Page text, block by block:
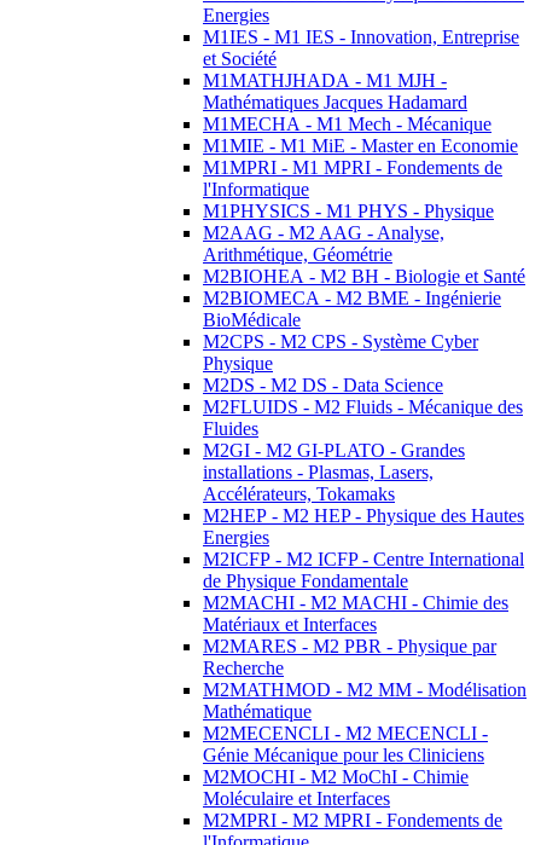
Energies
M1IES - M1 IES - Innovation, Entreprise
et Société
M1MATHJHADA - M1 MJH -
Mathématiques Jacques Hadamard
M1MECHA - M1 Mech - Mécanique
M1MIE - M1 MiE - Master en Economie
M1MPRI - M1 MPRI - Fondements de
l'Informatique
M1PHYSICS - M1 PHYS - Physique
M2AAG - M2 AAG - Analyse,
Arithmétique, Géométrie
M2BIOHEA - M2 BH - Biologie et Santé
M2BIOMECA - M2 BME - Ingénierie
BioMédicale
M2CPS - M2 CPS - Système Cyber
Physique
M2DS - M2 DS - Data Science
M2FLUIDS - M2 Fluids - Mécanique des
Fluides
M2GI - M2 GI-PLATO - Grandes
installations - Plasmas, Lasers,
Accélérateurs, Tokamaks
M2HEP - M2 HEP - Physique des Hautes
Energies
M2ICFP - M2 ICFP - Centre International
de Physique Fondamentale
M2MACHI - M2 MACHI - Chimie des
Matériaux et Interfaces
M2MARES - M2 PBR - Physique par
Recherche
M2MATHMOD - M2 MM - Modélisation
Mathématique
M2MECENCLI - M2 MECENCLI -
Génie Mécanique pour les Cliniciens
M2MOCHI - M2 MoChI - Chimie
Moléculaire et Interfaces
M2MPRI - M2 MPRI - Fondements de